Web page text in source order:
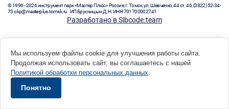
© 1996 - 2026 инструмент парк «Мастер Плюс» Россия, г. Томск, ул. Шевченко, 44 ст. 46, (3822) 52-34-
73 okp@masterplus.tomsk.ru ИП Брусницын Д.Н. ИНН 701700002741
Разработано в Sibcode.team
Мы используем файлы cookie для улучшения работы сайта.
Продолжая использовать сайт, вы соглашаетесь с нашей
Политикой обработки персональных данных.
Понятно